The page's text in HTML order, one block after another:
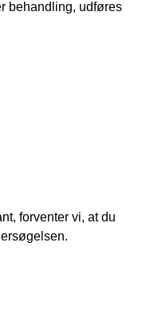
behandling, udføres
forventer vi, at du